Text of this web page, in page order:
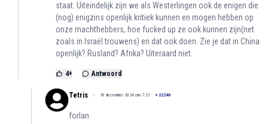
staat. Uiteindelijk zijn we als Westerlingen ook de enigen die
(nog) enigzins openlijk kritiek kunnen en mogen hebben op
onze machthebbers, hoe fucked up ze ook kunnen zijn(net
zoals in Israël trouwens) en dat ook doen. Zie je dat in China
openlijk? Rusland? Afrika? Uiteraard niet.
4+ Antwoord
Tetris 18 december 2024 om 7:21 + 22240
forlan